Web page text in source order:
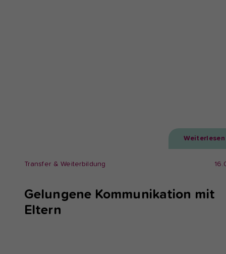
Weiterlesen
Transfer & Weiterbildung
Gelungene Kommunikation mit
Eltern